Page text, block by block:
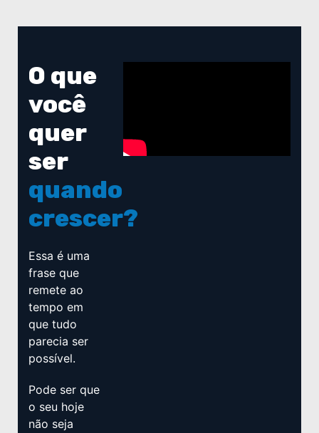
O que
você
quer
ser
quando
crescer?
Essa é uma
frase que
remete ao
tempo em
que tudo
parecia ser
possível.
Pode ser que
o seu hoje
não seja